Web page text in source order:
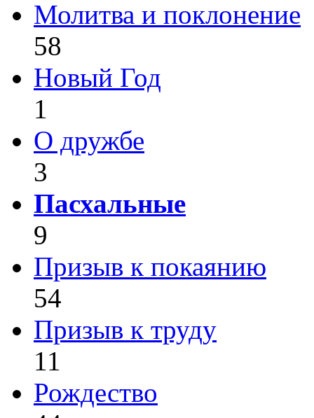
Молитва и поклонение
58
Новый Год
1
О дружбе
3
Пасхальные
9
Призыв к покаянию
54
Призыв к труду
11
Рождество